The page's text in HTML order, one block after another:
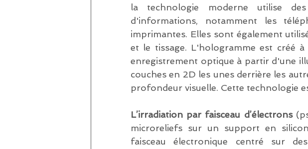
la technologie moderne utilise
d'informations, notamment les
imprimantes. Elles sont également
et le tissage. L'hologramme est créé
enregistrement optique à partir d'une
couches en 2D les unes derrière les
profondeur visuelle. Cette technologie
L’irradiation par faisceau d’électrons
microreliefs sur un support en
faisceau électronique centré sur